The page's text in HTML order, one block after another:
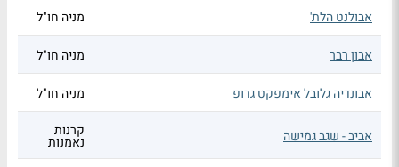
אבולנט הלת' מניה חו"ל
אבון רבר מניה חו"ל
אבונדיה גלובל אימפקט גרופ מניה חו"ל
אביב - שגב גמישה קרנות
נאמנות